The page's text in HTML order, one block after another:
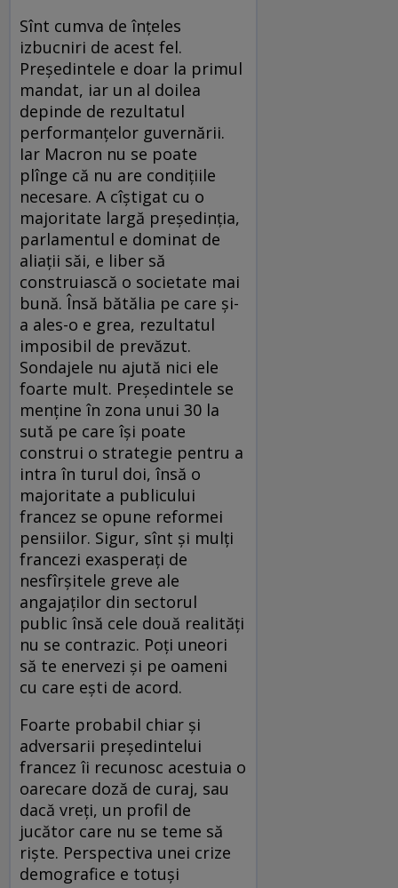
Sînt cumva de înțeles
izbucniri de acest fel.
Președintele e doar la primul
mandat, iar un al doilea
depinde de rezultatul
performanțelor guvernării.
Iar Macron nu se poate
plînge că nu are condițiile
necesare. A cîștigat cu o
majoritate largă președinția,
parlamentul e dominat de
aliații săi, e liber să
construiască o societate mai
bună. Însă bătălia pe care și-
a ales-o e grea, rezultatul
imposibil de prevăzut.
Sondajele nu ajută nici ele
foarte mult. Președintele se
menține în zona unui 30 la
sută pe care își poate
construi o strategie pentru a
intra în turul doi, însă o
majoritate a publicului
francez se opune reformei
pensiilor. Sigur, sînt și mulți
francezi exasperați de
nesfîrșitele greve ale
angajaților din sectorul
public însă cele două realități
nu se contrazic. Poți uneori
să te enervezi și pe oameni
cu care ești de acord.
Foarte probabil chiar și
adversarii președintelui
francez îi recunosc acestuia o
oarecare doză de curaj, sau
dacă vreți, un profil de
jucător care nu se teme să
riște. Perspectiva unei crize
demografice e totuși